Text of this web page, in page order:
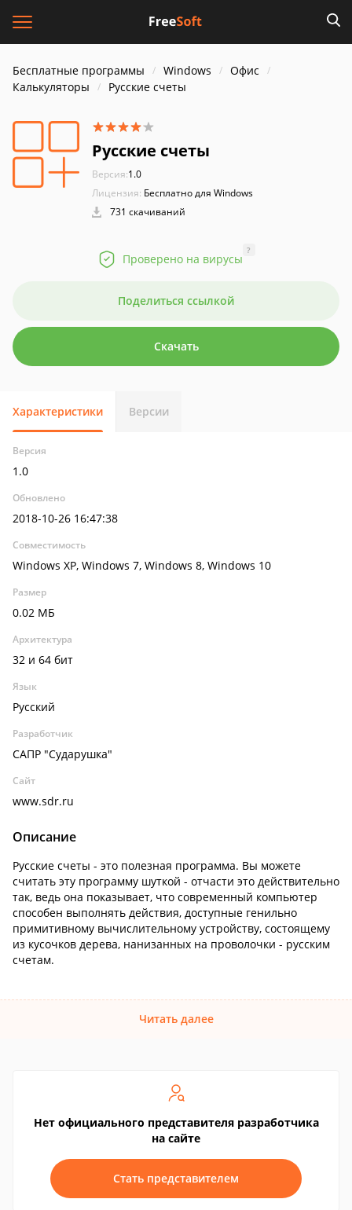
Бесплатные программы Windows
Офис
Калькуляторы
Русские счеты
Русские счеты
Версия:1.0
Лицензия: Бесплатно для Windows
731 скачиваний
Проверено на вирусы
?
Поделиться ссылкой
Скачать
Характеристики Версии
Версия
1.0
Обновлено
2018-10-26 16:47:38
Совместимость
Windows XP, Windows 7, Windows 8, Windows 10
Размер
0.02 МБ
Архитектура
32 и 64 бит
Язык
Русский
Разработчик
САПР "Сударушка"
Сайт
www.sdr.ru
Описание
Русские счеты - это полезная программа. Вы можете
считать эту программу шуткой - отчасти это действительно
так, ведь она показывает, что современный компьютер
способен выполнять действия, доступные генильно
примитивному вычислительному устройству, состоящему
из кусочков дерева, нанизанных на проволочки - русским
счетам.
Читать далее
Нет официального представителя разработчика
на сайте
Стать представителем